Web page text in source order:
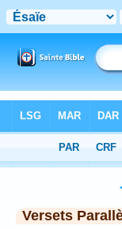
Chapitre 53> Verset 12
Versets